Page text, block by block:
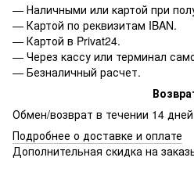
— Наличными или картой при
— Картой по реквизитам IBAN.
— Картой в Privat24.
— Через кассу или терминал
— Безналичный расчет.
Обмен/возврат в течении 14
Подробнее о доставке и оплате
Дополнительная скидка на